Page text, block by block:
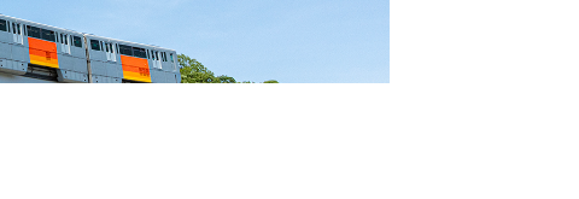
ၿမန္မာ